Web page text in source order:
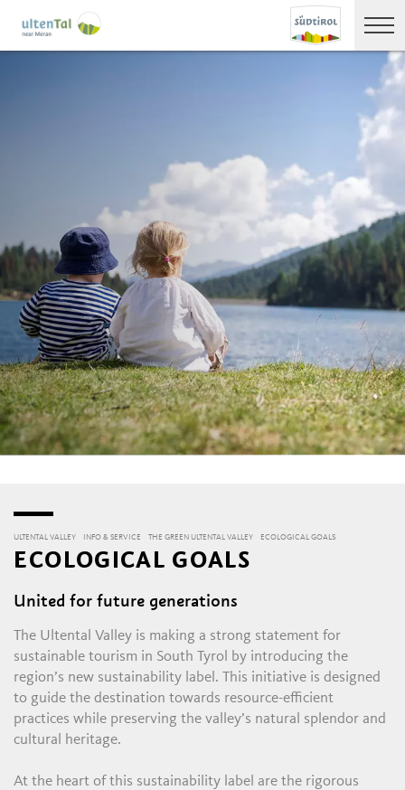
ULTENTAL VALLEY INFO & SERVICE THE GREEN ULTENTAL VALLEY ECOLOGICAL GOALS
ECOLOGICAL GOALS
United for future generations
The Ultental Valley is making a strong statement for
sustainable tourism in South Tyrol by introducing the
region’s new sustainability label. This initiative is designed
to guide the destination towards resource-efficient
practices while preserving the valley’s natural splendor and
cultural heritage.
At the heart of this sustainability label are the rigorous